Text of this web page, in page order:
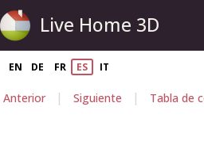
Live Home 3D
EN DE FR ES IT
Anterior | Siguiente | Tabla de